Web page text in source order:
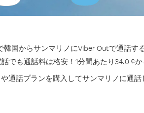
国からサンマリノにViber Outで通話す
でも通話料は格安！1分間あたり34.0 ¢か
通話プランを購入してサンマリノに通話